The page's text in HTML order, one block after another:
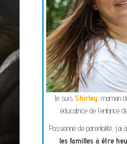
Je suis Shirley, maman
éducatrice de l’enfance
Passionné de parentalité, j’ai
les familles à être